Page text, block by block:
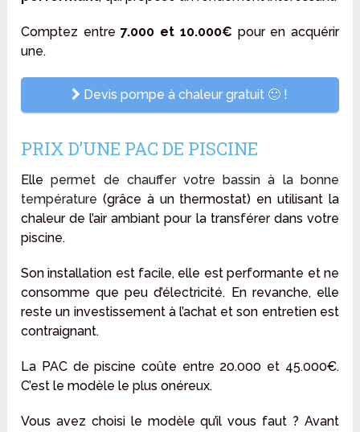
Comptez entre7.000 et 10.000€ pour en acquérir
une.
Devis pompe à chaleur gratuit 🙂 !
PRIX D’UNE PAC DE PISCINE
Ellepermet de chauffer votre bassin à la bonne
température (grâce à un thermostat) en utilisant la
chaleur de l’air ambiant pour la transférer dans votre
piscine.
Son installation est facile, elle est performante et ne
consomme que peu d’électricité. En revanche, elle
reste un investissement à l’achat et son entretien est
contraignant.
La PAC de piscine coûte entre 20.000 et 45.000€.
C’est le modèle le plus onéreux.
Vous avez choisi le modèle qu’il vous faut ? Avant